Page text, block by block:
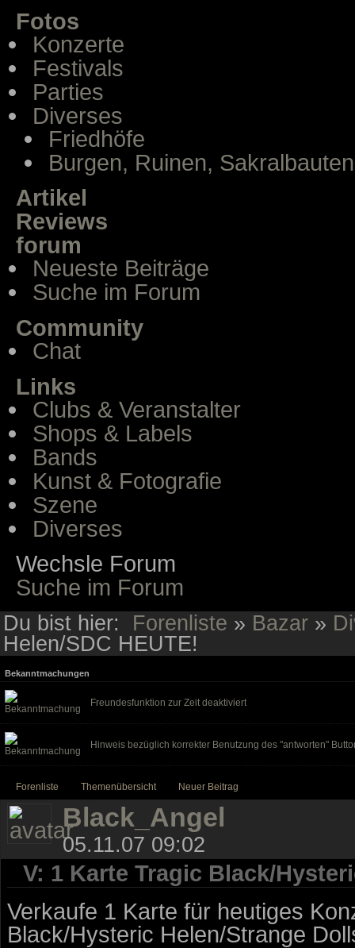
Fotos
Konzerte
Festivals
Parties
Diverses
Friedhöfe
Burgen, Ruinen, Sakralbauten
Artikel
Reviews
forum
Neueste Beiträge
Suche im Forum
Community
Chat
Links
Clubs & Veranstalter
Shops & Labels
Bands
Kunst & Fotografie
Szene
Diverses
Wechsle Forum
Suche im Forum
Du bist hier: Forenliste » Bazar »
Helen/SDC HEUTE!
Bekanntmachungen
Freundesfunktion zur Zeit deaktiviert
Hinweis bezüglich korrekter Benutzung des "antworten"
Forenliste Themenübersicht Neuer Beitrag
Black_Angel
05.11.07 09:02
V: 1 Karte Tragic Black/
Verkaufe 1 Karte für heutiges
Black/Hysteric Helen/Strange